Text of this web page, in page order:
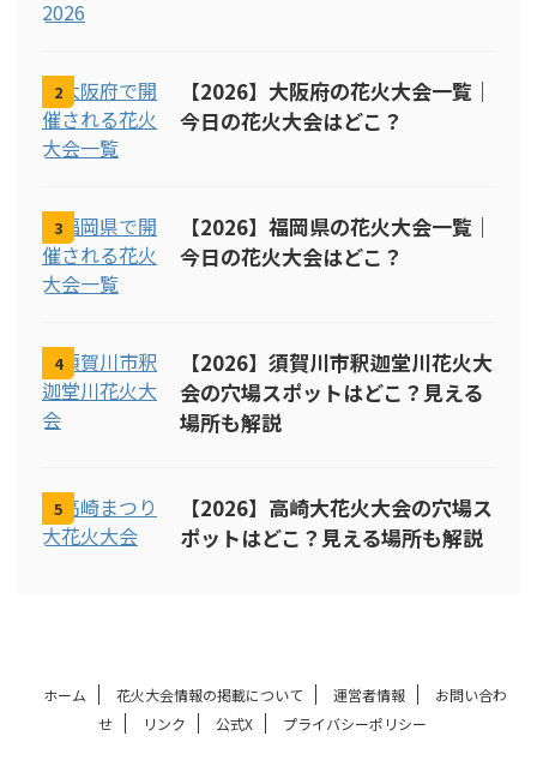
2
【2026】大阪府の花火大会一覧｜
今日の花火大会はどこ？
3
【2026】福岡県の花火大会一覧｜
今日の花火大会はどこ？
4
【2026】須賀川市釈迦堂川花火大
会の穴場スポットはどこ？見える
場所も解説
5
【2026】高崎大花火大会の穴場ス
ポットはどこ？見える場所も解説
ホーム 花火大会情報の掲載について 運営者情報
お問い合わ
せ
リンク 公式X プライバシーポリシー